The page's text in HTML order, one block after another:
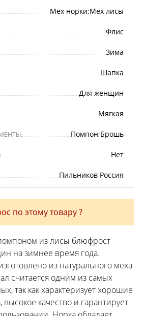
Мех норки;Мех лисы
Флис
Зима
Шапка
Для женщин
Мягкая
Помпон;Брошь
Нет
Пильников Россия
по этому товару ?
из лисы блюфрост
на зимнее время года.
из натурального меха
считается одним из самых
так как характеризует хорошие
качество и гарантирует